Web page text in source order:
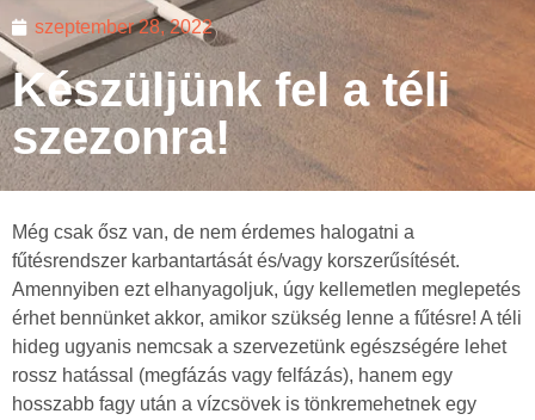
szeptember 28, 2022
Készüljünk fel a téli
szezonra!
Még csak ősz van, de nem érdemes halogatni a
fűtésrendszer karbantartását és/vagy korszerűsítését.
Amennyiben ezt elhanyagoljuk, úgy kellemetlen meglepetés
érhet bennünket akkor, amikor szükség lenne a fűtésre! A téli
hideg ugyanis nemcsak a szervezetünk egészségére lehet
rossz hatással (megfázás vagy felfázás), hanem egy
hosszabb fagy után a vízcsövek is tönkremehetnek egy